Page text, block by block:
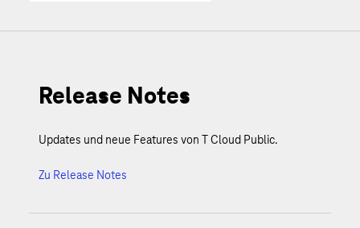
Release Notes
Updates und neue Features von T Cloud Public.
Zu Release Notes